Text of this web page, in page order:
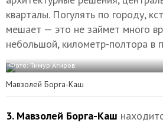
кварталы. Погулять по городу,
мешает — это не займет много
небольшой, километр-полтора в
Фото: Тимур Агиров
Мавзолей Борга-Каш
3. Мавзолей Борга-Каш